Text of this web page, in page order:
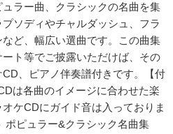
ラー曲、クラシックの名曲を集
ソディやチャルダッシュ、フラ
ど、幅広い選曲です。この曲集
ト等でご披露いただけば、その
、ピアノ伴奏譜付きです。【付
は各曲のイメージに合わせた楽
ケCDにガイド音は入っておりま
ポピュラー&クラシック名曲集